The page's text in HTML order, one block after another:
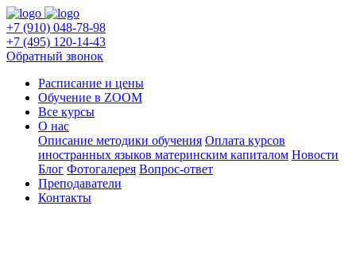
+7 (910) 048-78-98
+7 (495) 120-14-43
Обратный звонок
Расписание и цены
Обучение в ZOOM
Все курсы
О нас
Описание методики обучения Оплата курсов
иностранных языков материнским капиталом Новости
Блог Фотогалерея Вопрос-ответ
Преподаватели
Контакты